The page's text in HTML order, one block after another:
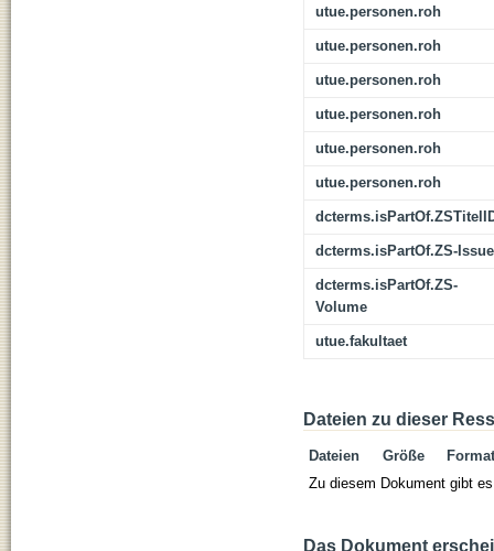
utue.personen.roh
utue.personen.roh
utue.personen.roh
utue.personen.roh
utue.personen.roh
utue.personen.roh
dcterms.isPartOf.ZS-Issue
dcterms.isPartOf.ZS-
Volume
utue.fakultaet
Dateien zu dieser
Dateien Größe
Format
Zu diesem Dokument gibt
Das Dokument